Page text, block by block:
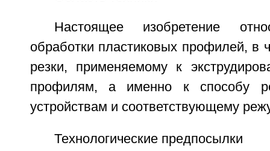
Настоящее изобретение
обработки пластиковых профилей, в
резки, применяемому к
профилям, а именно к способу
устройствам и соответствующему
Технологические предпосылки